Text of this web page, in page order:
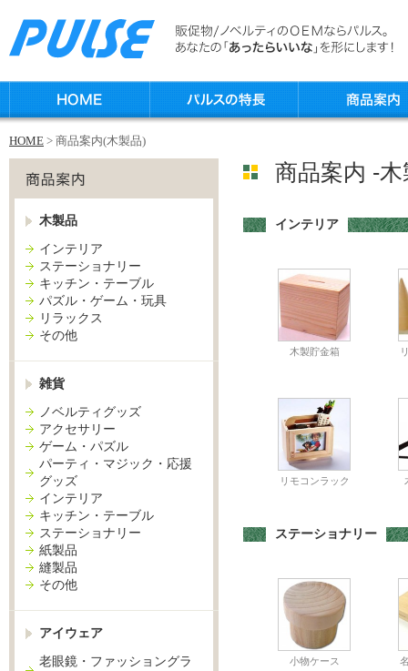
HOME > 商品案内(木製品)
木製品
インテリア
ステーショナリー
キッチン・テーブル
パズル・ゲーム・玩具
リラックス
その他
雑貨
ノベルティグッズ
アクセサリー
ゲーム・パズル
パーティ・マジック・応援
グッズ
インテリア
キッチン・テーブル
ステーショナリー
紙製品
縫製品
その他
アイウェア
老眼鏡・ファッショングラ
商品案内 -木
インテリア
木製貯金箱
リモコンラック
ステーショナリー
小物ケース